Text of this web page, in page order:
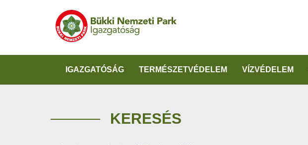
IGAZGATÓSÁG TERMÉSZETVÉDELEM VÍZVÉDELEM
KERESÉS